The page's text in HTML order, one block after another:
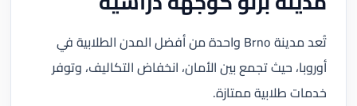
تُعد مدينة Brno واحدة من أفضل المدن الطلابية في
أوروبا، حيث تجمع بين الأمان، انخفاض التكاليف، وتوفر
خدمات طلابية ممتازة.